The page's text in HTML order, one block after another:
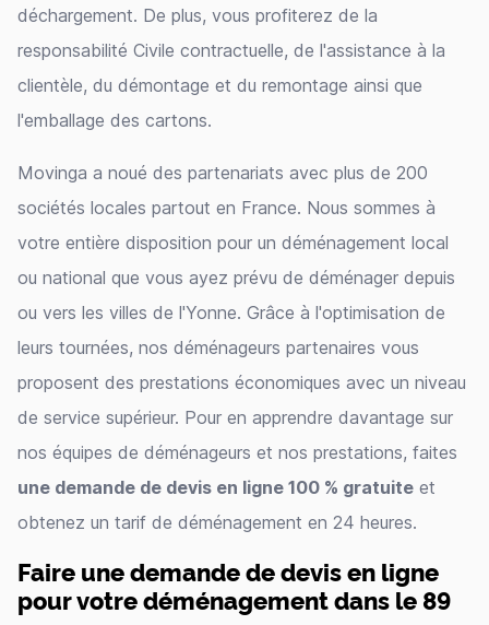
déchargement. De plus, vous profiterez de la
responsabilité Civile contractuelle, de l'assistance à la
clientèle, du démontage et du remontage ainsi que
l'emballage des cartons.
Movinga a noué des partenariats avec plus de 200
sociétés locales partout en France. Nous sommes à
votre entière disposition pour un déménagement local
ou national que vous ayez prévu de déménager depuis
ou vers les villes de l'Yonne. Grâce à l'optimisation de
leurs tournées, nos déménageurs partenaires vous
proposent des prestations économiques avec un niveau
de service supérieur. Pour en apprendre davantage sur
nos équipes de déménageurs et nos prestations, faites
une demande de devis en ligne 100 % gratuite et
obtenez un tarif de déménagement en 24 heures.
Faire une demande de devis en ligne
pour votre déménagement dans le 89